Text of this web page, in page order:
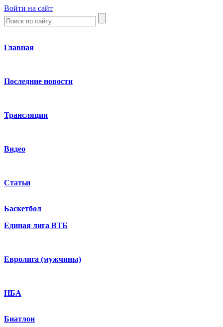
Войти на сайт
Главная
Последние новости
Трансляции
Видео
Статьи
Баскетбол
Единая лига ВТБ
Евролига (мужчины)
НБА
Биатлон